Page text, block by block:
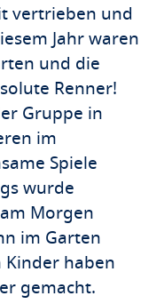
vertrieben und
Jahr waren
und die
Renner!
Gruppe in
im
Spiele
wurde
Morgen
im Garten
haben
gemacht.